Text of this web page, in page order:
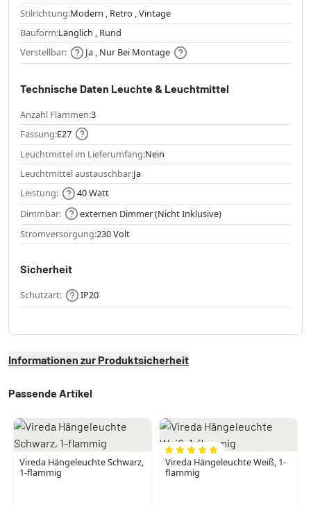
Stilrichtung:Modern , Retro , Vintage
Bauform:Länglich , Rund
Verstellbar:
Ja , Nur Bei Montage
Technische Daten Leuchte & Leuchtmittel
Anzahl Flammen:3
Fassung:E27
Leuchtmittel im Lieferumfang:Nein
Leuchtmittel austauschbar:Ja
Leistung:
40 Watt
Dimmbar:
externen Dimmer (Nicht Inklusive)
Stromversorgung:230 Volt
Sicherheit
Schutzart: IP20
Informationen zur Produktsicherheit
Passende Artikel
Vireda Hängeleuchte Schwarz,
1-flammig
Vireda Hängeleuchte Weiß, 1-
flammig